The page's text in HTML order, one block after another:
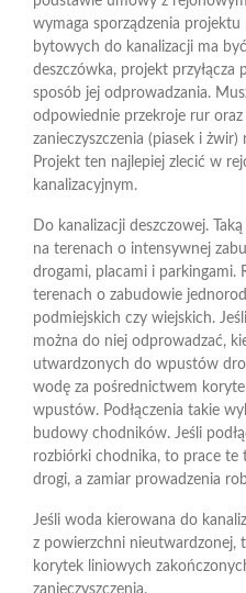
wymaga sporządzenia projektu
bytowych do kanalizacji ma
deszczówka, projekt
sposób jej odprowadzania.
odpowiednie przekroje rur oraz
zanieczyszczenia (piasek i
Projekt ten najlepiej zlecić w
kanalizacyjnym.
Do kanalizacji deszczowej.
na terenach o intensywnej
drogami, placami i parkingami.
terenach o zabudowie
podmiejskich czy wiejskich.
można do niej odprowadzać,
utwardzonych do wpustów
wodę za pośrednictwem
wpustów. Podłączenia takie
budowy chodników. Jeśli
rozbiórki chodnika, to prace te
drogi, a zamiar prowadzenia
Jeśli woda kierowana do
z powierzchni nieutwardzonej,
korytek liniowych